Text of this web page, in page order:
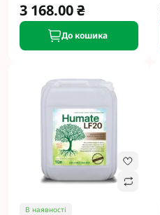
3 168.00 ₴
До кошика
В наявності